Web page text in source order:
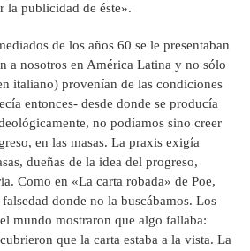
la publicidad de éste».
de los años 60 se le presentaban
a nosotros en América Latina y no sólo
italiano) provenían de las condiciones
entonces- desde donde se producía
no podíamos sino creer
en las masas. La praxis exigía
dueñas de la idea del progreso,
Como en «La carta robada» de Poe,
donde no la buscábamos. Los
mundo mostraron que algo fallaba:
que la carta estaba a la vista. La